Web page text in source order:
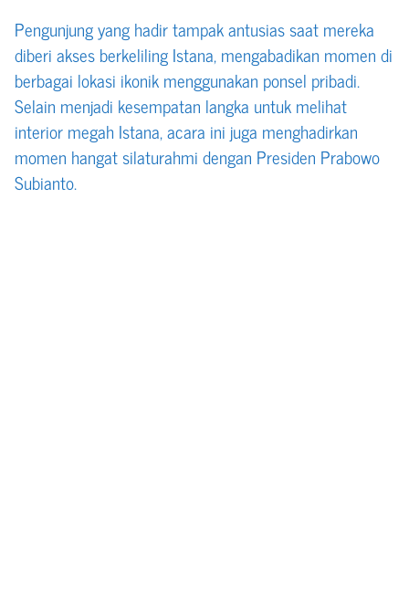
Pengunjung yang hadir tampak antusias saat mereka
diberi akses berkeliling Istana, mengabadikan momen di
berbagai lokasi ikonik menggunakan ponsel pribadi.
Selain menjadi kesempatan langka untuk melihat
interior megah Istana, acara ini juga menghadirkan
momen hangat silaturahmi dengan Presiden Prabowo
Subianto.